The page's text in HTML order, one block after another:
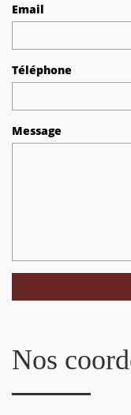
Email
Téléphone
Message
Nos